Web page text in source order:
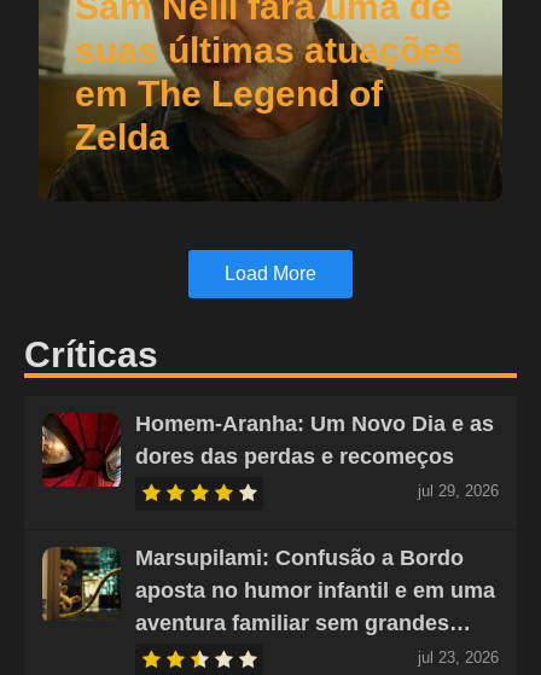
suas últimas atuações
em The Legend of
Zelda
Load More
Críticas
Homem-Aranha: Um Novo Dia e as
dores das perdas e recomeços
jul 29, 2026
Marsupilami: Confusão a Bordo
aposta no humor infantil e em uma
aventura familiar sem grandes…
jul 23, 2026